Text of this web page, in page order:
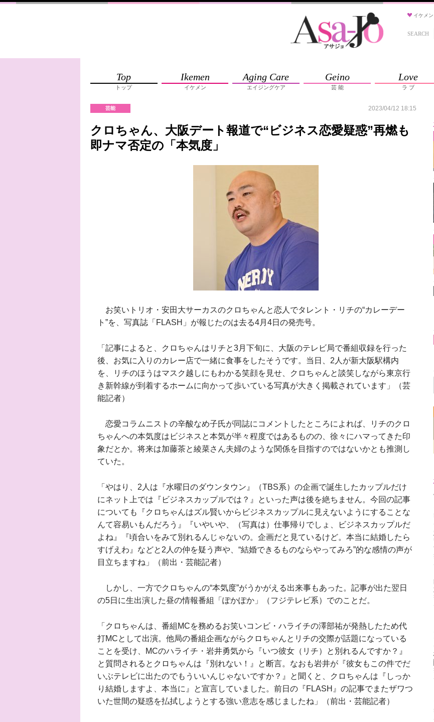
イケメン
SEARCH
Top
トップ
Ikemen
イケメン
Aging Care
エイジングケア
Geino
芸 能
Love
ラ ブ
芸能 2023/04/12 18:15
クロちゃん、大阪デート報道で“ビジネス恋愛疑惑”再燃も
即ナマ否定の「本気度」
お笑いトリオ・安田大サーカスのクロちゃんと恋人でタレント・リチの“カレーデー
ト”を、写真誌「FLASH」が報じたのは去る4月4日の発売号。
「記事によると、クロちゃんはリチと3月下旬に、大阪のテレビ局で番組収録を行った
後、お気に入りのカレー店で一緒に食事をしたそうです。当日、2人が新大阪駅構内
を、リチのほうはマスク越しにもわかる笑顔を見せ、クロちゃんと談笑しながら東京行
き新幹線が到着するホームに向かって歩いている写真が大きく掲載されています」（芸
能記者）
恋愛コラムニストの辛酸なめ子氏が同誌にコメントしたところによれば、リチのクロ
ちゃんへの本気度はビジネスと本気が半々程度ではあるものの、徐々にハマってきた印
象だとか。将来は加藤茶と綾菜さん夫婦のような関係を目指すのではないかとも推測し
ていた。
「やはり、2人は『水曜日のダウンタウン』（TBS系）の企画で誕生したカップルだけ
にネット上では『ビジネスカップルでは？』といった声は後を絶ちません。今回の記事
についても『クロちゃんはズル賢いからビジネスカップルに見えないようにすることな
んて容易いもんだろう』『いやいや、（写真は）仕事帰りでしょ、ビジネスカップルだ
よね』『頃合いをみて別れるんじゃないの。企画だと見ているけど。本当に結婚したら
すげえわ』などと2人の仲を疑う声や、“結婚できるものならやってみろ”的な感情の声が
目立ちますね」（前出・芸能記者）
しかし、一方でクロちゃんの“本気度”がうかがえる出来事もあった。記事が出た翌日
の5日に生出演した昼の情報番組「ぽかぽか」（フジテレビ系）でのことだ。
「クロちゃんは、番組MCを務めるお笑いコンビ・ハライチの澤部祐が発熱したため代
打MCとして出演。他局の番組企画ながらクロちゃんとリチの交際が話題になっている
ことを受け、MCのハライチ・岩井勇気から『いつ彼女（リチ）と別れるんですか？』
と質問されるとクロちゃんは『別れない！』と断言。なおも岩井が『彼女もこの件でだ
いぶテレビに出たのでもういいんじゃないですか？』と聞くと、クロちゃんは『しっか
り結婚しますよ、本当に』と宣言していました。前日の『FLASH』の記事でまたザワつ
いた世間の疑惑を払拭しようとする強い意志を感じましたね」（前出・芸能記者）